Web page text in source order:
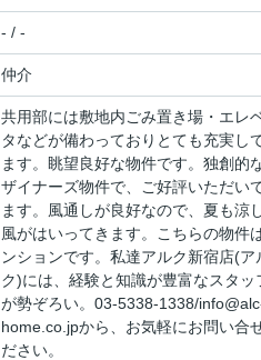
- / -
仲介
共用部には敷地内ごみ置き場・エレ
タなどが備わっておりとても充実し
ます。眺望良好な物件です。独創的
ザイナーズ物件で、ご好評いただい
ます。風通しが良好なので、夏も涼
風がはいってきます。こちらの物件
ンションです。私達アルク新宿店(ア
ク)には、経験と知識が豊富なスタッ
が勢ぞろい。03-5338-1338/
home.co.jpから、お気軽にお問い合
ださい。